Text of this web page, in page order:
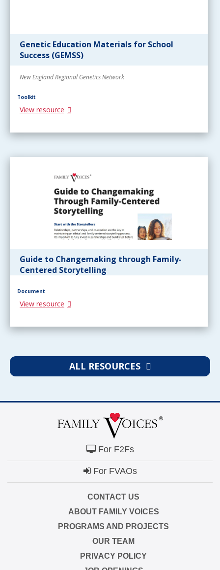
Genetic Education Materials for School
Success (GEMSS)
New England Regional Genetics Network
Toolkit
View resource
Guide to Changemaking through Family-
Centered Storytelling
Document
View resource
ALL RESOURCES
For F2Fs
For FVAOs
CONTACT US
ABOUT FAMILY VOICES
PROGRAMS AND PROJECTS
OUR TEAM
PRIVACY POLICY